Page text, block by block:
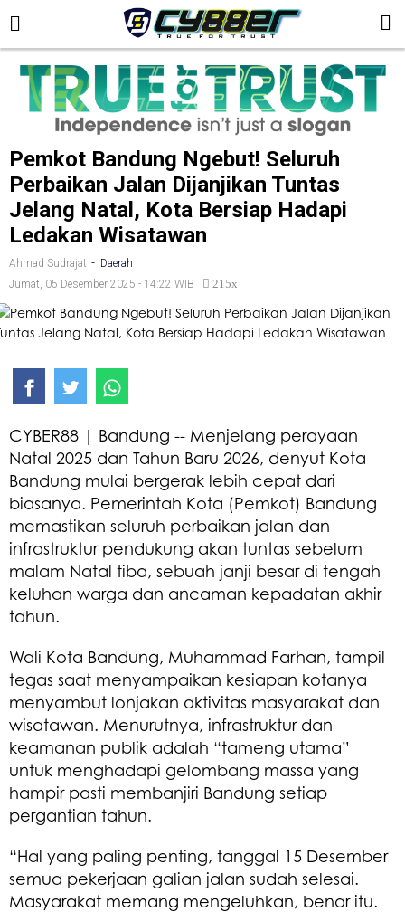
Pemkot Bandung Ngebut! Seluruh
Perbaikan Jalan Dijanjikan Tuntas
Jelang Natal, Kota Bersiap Hadapi
Ledakan Wisatawan
Ahmad Sudrajat - Daerah
Jumat, 05 Desember 2025 - 14:22 WIB
215x
CYBER88 | Bandung -- Menjelang perayaan
Natal 2025 dan Tahun Baru 2026, denyut Kota
Bandung mulai bergerak lebih cepat dari
biasanya. Pemerintah Kota (Pemkot) Bandung
memastikan seluruh perbaikan jalan dan
infrastruktur pendukung akan tuntas sebelum
malam Natal tiba, sebuah janji besar di tengah
keluhan warga dan ancaman kepadatan akhir
tahun.
Wali Kota Bandung, Muhammad Farhan, tampil
tegas saat menyampaikan kesiapan kotanya
menyambut lonjakan aktivitas masyarakat dan
wisatawan. Menurutnya, infrastruktur dan
keamanan publik adalah “tameng utama”
untuk menghadapi gelombang massa yang
hampir pasti membanjiri Bandung setiap
pergantian tahun.
“Hal yang paling penting, tanggal 15 Desember
semua pekerjaan galian jalan sudah selesai.
Masyarakat memang mengeluhkan, benar itu.